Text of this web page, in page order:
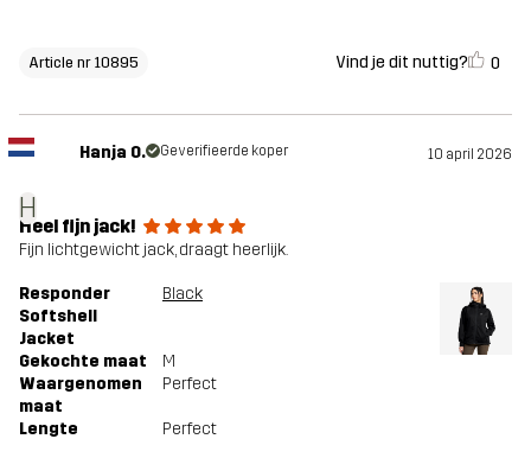
Article nr 10895 Vind je dit nuttig? 0
H
Hanja O. Geverifieerde koper 10 april 2026
Heel fijn jack!
Fijn lichtgewicht jack, draagt heerlijk.
Responder
Softshell
Jacket
Black
Gekochte maat
M
Waargenomen
maat
Perfect
Lengte Perfect